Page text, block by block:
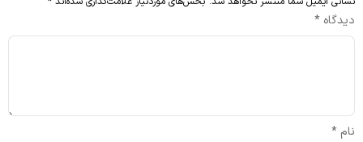
دیدگاه *
نام *